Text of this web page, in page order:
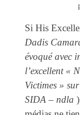
Si His
Dadis
évoqué avec
l’excellent «
Victimes »
SIDA – ndla